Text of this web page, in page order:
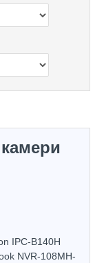
IPC-B140H
NVR-108MH-